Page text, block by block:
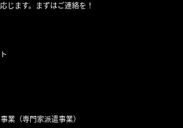
じます。まずはご連絡を！
業（専門家派遣事業）